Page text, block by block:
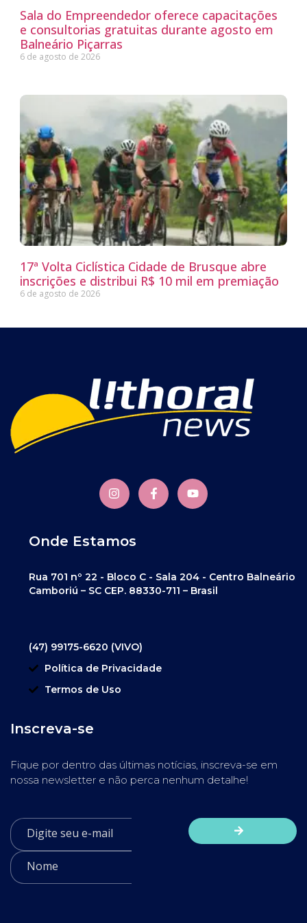
Sala do Empreendedor oferece capacitações
e consultorias gratuitas durante agosto em
Balneário Piçarras
6 de agosto de 2026
17ª Volta Ciclística Cidade de Brusque abre
inscrições e distribui R$ 10 mil em premiação
6 de agosto de 2026
Onde Estamos
Rua 701 nº 22 - Bloco C - Sala 204 - Centro Balneário
Camboriú – SC CEP. 88330-711 – Brasil
(47) 99175-6620 (VIVO)
Política de Privacidade
Termos de Uso
Inscreva-se
Fique por dentro das últimas notícias, inscreva-se em
nossa newsletter e não perca nenhum detalhe!